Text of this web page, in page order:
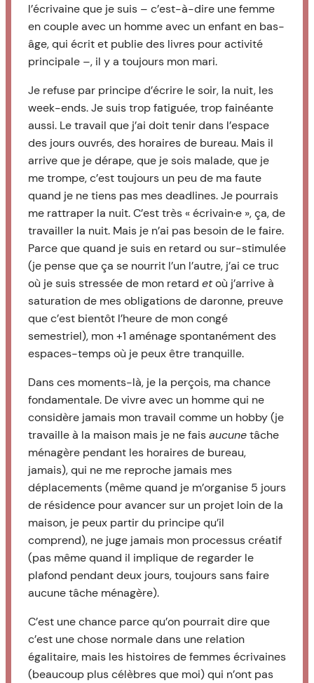
l’écrivaine que je suis – c’est-à-dire une femme
en couple avec un homme avec un enfant en bas-
âge, qui écrit et publie des livres pour activité
principale –, il y a toujours mon mari.
Je refuse par principe d’écrire le soir, la nuit, les
week-ends. Je suis trop fatiguée, trop fainéante
aussi. Le travail que j’ai doit tenir dans l’espace
des jours ouvrés, des horaires de bureau. Mais il
arrive que je dérape, que je sois malade, que je
me trompe, c’est toujours un peu de ma faute
quand je ne tiens pas mes deadlines. Je pourrais
me rattraper la nuit. C’est très « écrivain·e », ça, de
travailler la nuit. Mais je n’ai pas besoin de le faire.
Parce que quand je suis en retard ou sur-stimulée
(je pense que ça se nourrit l’un l’autre, j’ai ce truc
où je suis stressée de mon retard etoù j’arrive à
saturation de mes obligations de daronne, preuve
que c’est bientôt l’heure de mon congé
semestriel), mon +1 aménage spontanément des
espaces-temps où je peux être tranquille.
Dans ces moments-là, je la perçois, ma chance
fondamentale. De vivre avec un homme qui ne
considère jamais mon travail comme un hobby (je
travaille à la maison mais je ne faisaucunetâche
ménagère pendant les horaires de bureau,
jamais), qui ne me reproche jamais mes
déplacements (même quand je m’organise 5 jours
de résidence pour avancer sur un projet loin de la
maison, je peux partir du principe qu’il
comprend), ne juge jamais mon processus créatif
(pas même quand il implique de regarder le
plafond pendant deux jours, toujours sans faire
aucune tâche ménagère).
C’est une chance parce qu’on pourrait dire que
c’est une chose normale dans une relation
égalitaire, mais les histoires de femmes écrivaines
(beaucoup plus célèbres que moi) qui n’ont pas